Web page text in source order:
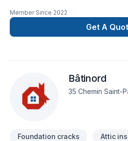
d'asphalte,fenetres et portes,
entre-toits avec cellulose, finitions
Decription de votre compagnie ici
Member Since 2022
Get A
Bâtinord
35 Chemin Saint-
Foundation cracks Attic